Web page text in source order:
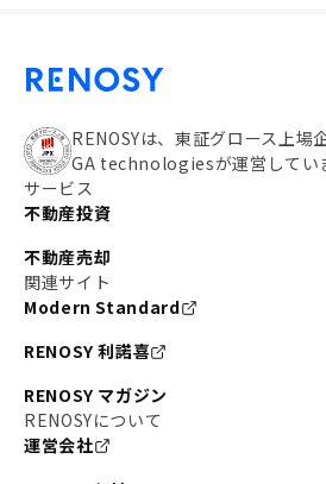
RENOSYは、東証グロース上場
GA technologiesが運営してい
サービス
不動産投資
不動産売却
関連サイト
Modern Standard
RENOSY 利諾喜
RENOSY マガジン
RENOSYについて
運営会社